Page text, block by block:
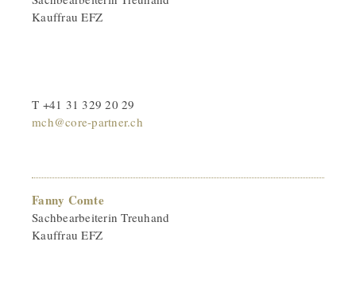
Kauffrau EFZ
T +41 31 329 20 29
mch@core-partner.ch
Fanny Comte
Sachbearbeiterin Treuhand
Kauffrau EFZ